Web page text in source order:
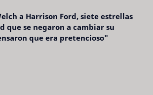
a Harrison Ford, siete estrellas
que se negaron a cambiar su
que era pretencioso"